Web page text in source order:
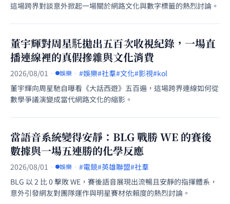
這場跨界對談意外掀起一場關於網路文化與數字標籤的熱烈討論。
董宇輝對周星馲拋出五百次收視紀錄，一場直
播連線裡的真假摻雜與文化消費
2026/08/01 · 娛樂 · #娛樂#社羣#文化#影視#kol
董宇輝向周星馳自曝看《大話西遊》五百遍，這場跨界連線如何從
數學爭議演變成當代網路文化的縮影。
當語音系統變得安靜：BLG 戰勝 WE 的賽後
數據與一場五連勝的化學反應
2026/08/01 · 娛樂 · #電競#英雄聯盟#社羣
BLG 以 2 比 0 擊敗 WE，賽後語音展現出流暢且安靜的指揮體系，
意外引發網友對團隊運作與明星賽材依賴度的熱烈討論。